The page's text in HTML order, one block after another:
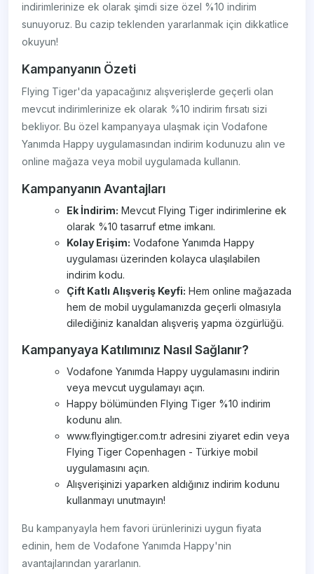
indirimlerinize ek olarak şimdi size özel %10 indirim
sunuyoruz. Bu cazip teklenden yararlanmak için dikkatlice
okuyun!
Kampanyanın Özeti
Flying Tiger'da yapacağınız alışverişlerde geçerli olan
mevcut indirimlerinize ek olarak %10 indirim fırsatı sizi
bekliyor. Bu özel kampanyaya ulaşmak için Vodafone
Yanımda Happy uygulamasından indirim kodunuzu alın ve
online mağaza veya mobil uygulamada kullanın.
Kampanyanın Avantajları
Ek İndirim: Mevcut Flying Tiger indirimlerine ek
olarak %10 tasarruf etme imkanı.
Kolay Erişim: Vodafone Yanımda Happy
uygulaması üzerinden kolayca ulaşılabilen
indirim kodu.
Çift Katlı Alışveriş Keyfi: Hem online mağazada
hem de mobil uygulamanızda geçerli olmasıyla
dilediğiniz kanaldan alışveriş yapma özgürlüğü.
Kampanyaya Katılımınız Nasıl Sağlanır?
Vodafone Yanımda Happy uygulamasını indirin
veya mevcut uygulamayı açın.
Happy bölümünden Flying Tiger %10 indirim
kodunu alın.
www.flyingtiger.com.tr adresini ziyaret edin veya
Flying Tiger Copenhagen - Türkiye mobil
uygulamasını açın.
Alışverişinizi yaparken aldığınız indirim kodunu
kullanmayı unutmayın!
Bu kampanyayla hem favori ürünlerinizi uygun fiyata
edinin, hem de Vodafone Yanımda Happy'nin
avantajlarından yararlanın.